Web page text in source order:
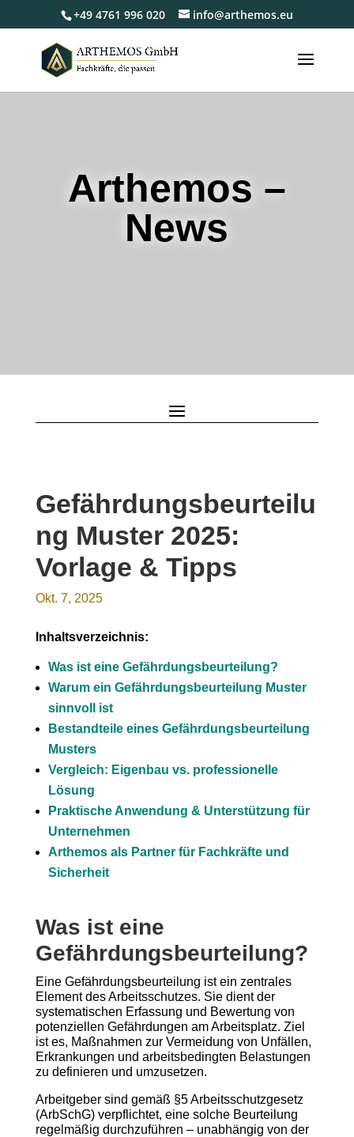
+49 4761 996 020 info@arthemos.eu
Arthemos –
News
Gefährdungsbeurteilu
ng Muster 2025:
Vorlage & Tipps
Okt. 7, 2025
Inhaltsverzeichnis:
Was ist eine Gefährdungsbeurteilung?
Warum ein Gefährdungsbeurteilung Muster
sinnvoll ist
Bestandteile eines Gefährdungsbeurteilung
Musters
Vergleich: Eigenbau vs. professionelle
Lösung
Praktische Anwendung & Unterstützung für
Unternehmen
Arthemos als Partner für Fachkräfte und
Sicherheit
Was ist eine
Gefährdungsbeurteilung?
Eine Gefährdungsbeurteilung ist ein zentrales
Element des Arbeitsschutzes. Sie dient der
systematischen Erfassung und Bewertung von
potenziellen Gefährdungen am Arbeitsplatz. Ziel
ist es, Maßnahmen zur Vermeidung von Unfällen,
Erkrankungen und arbeitsbedingten Belastungen
zu definieren und umzusetzen.
Arbeitgeber sind gemäß §5 Arbeitsschutzgesetz
(ArbSchG) verpflichtet, eine solche Beurteilung
regelmäßig durchzuführen – unabhängig von der